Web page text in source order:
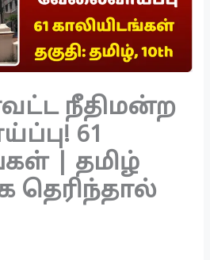
நீதிமன்ற
61
| தமிழ்
தெரிந்தால்